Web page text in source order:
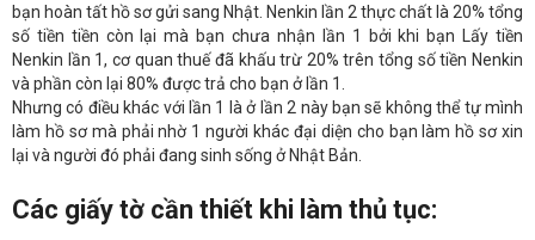
bạn hoàn tất hồ sơ gửi sang Nhật. Nenkin lần 2 thực chất là 20% tổng
số tiền tiền còn lại mà bạn chưa nhận lần 1 bởi khi bạn Lấy tiền
Nenkin lần 1, cơ quan thuế đã khấu trừ 20% trên tổng số tiền Nenkin
và phần còn lại 80% được trả cho bạn ở lần 1.
Nhưng có điều khác với lần 1 là ở lần 2 này bạn sẽ không thể tự mình
làm hồ sơ mà phải nhờ 1 người khác đại diện cho bạn làm hồ sơ xin
lại và người đó phải đang sinh sống ở Nhật Bản.
Các giấy tờ cần thiết khi làm thủ tục: